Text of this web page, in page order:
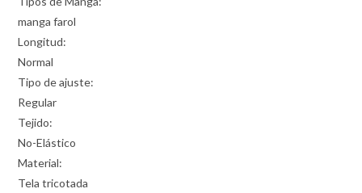
manga farol
Longitud:
Normal
Tipo de ajuste:
Regular
Tejido:
No-Elástico
Material:
Tela tricotada